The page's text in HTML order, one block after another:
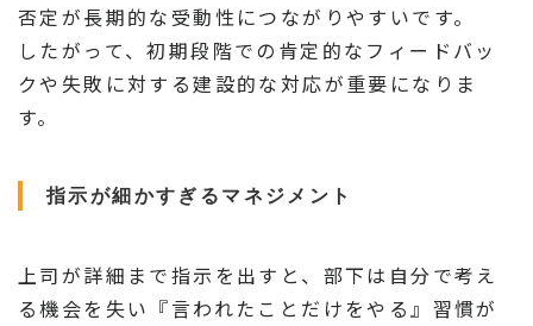
否定が長期的な受動性につながりやすいです。
したがって、初期段階での肯定的なフィードバッ
クや失敗に対する建設的な対応が重要になりま
す。
指示が細かすぎるマネジメント
上司が詳細まで指示を出すと、部下は自分で考え
る機会を失い『言われたことだけをやる』習慣が